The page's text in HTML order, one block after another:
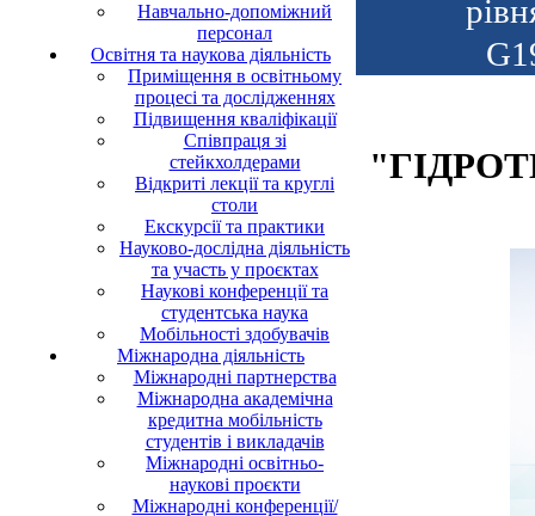
Навчально-допоміжний
персонал
Освітня та наукова діяльність
Приміщення в освітньому
процесі та дослідженнях
Підвищення кваліфікації
Співпраця зі
стейкхолдерами
Відкриті лекції та круглі
столи
Екскурсії та практики
Науково-дослідна діяльність
та участь у проєктах
Наукові конференції та
студентська наука
Мобільності здобувачів
Міжнародна діяльність
Міжнародні партнерства
Міжнародна академічна
кредитна мобільність
студентів і викладачів
Міжнародні освітньо-
наукові проєкти
Міжнародні конференції/